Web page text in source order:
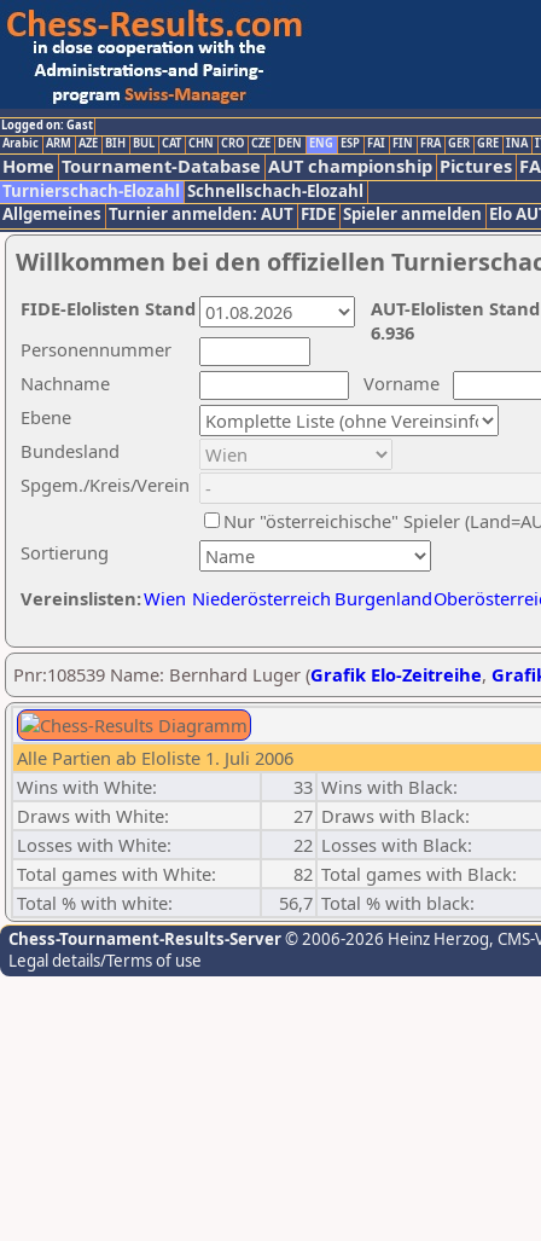
Logged on: Gast
Arabic ARM AZE BIH BUL CAT CHN CRO CZE DEN ENG ESP FAI FIN FRA GER GRE INA
Home Tournament-Database AUT championship Pictures
Turnierschach-Elozahl Schnellschach-Elozahl
Allgemeines Turnier anmelden: AUT FIDE Spieler anmelden Elo
Willkommen bei den offiziellen
Nachname
Vorname
Ebene
Sortierung
Personennummer
Bundesland
Spgem./Kreis/Verein
Nur "österreichische" Spieler
Vereinslisten:Wien Niederösterreich Burgenland
AUT-Elolisten
6.936
FIDE-Elolisten Stand
Pnr:108539 Name: Bernhard Luger (Grafik Elo-Zeitreihe,
Alle Partien ab Eloliste 1. Juli 2006
Wins with White:
33 Wins with Black:
Draws with White:
27 Draws with Black:
Losses with White:
22 Losses with Black:
Total games with White:
82 Total games with Black:
Total % with white:
56,7 Total % with black:
Chess-Tournament-Results-Server© 2006-2026 Heinz Herzog,
Legal details/Terms of use